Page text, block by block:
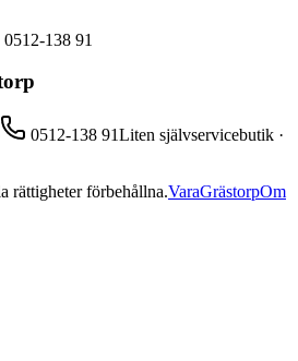
0512-138 91
0512-138 91Liten självservicebutik ·
rättigheter förbehållna.VaraGrästorpOm